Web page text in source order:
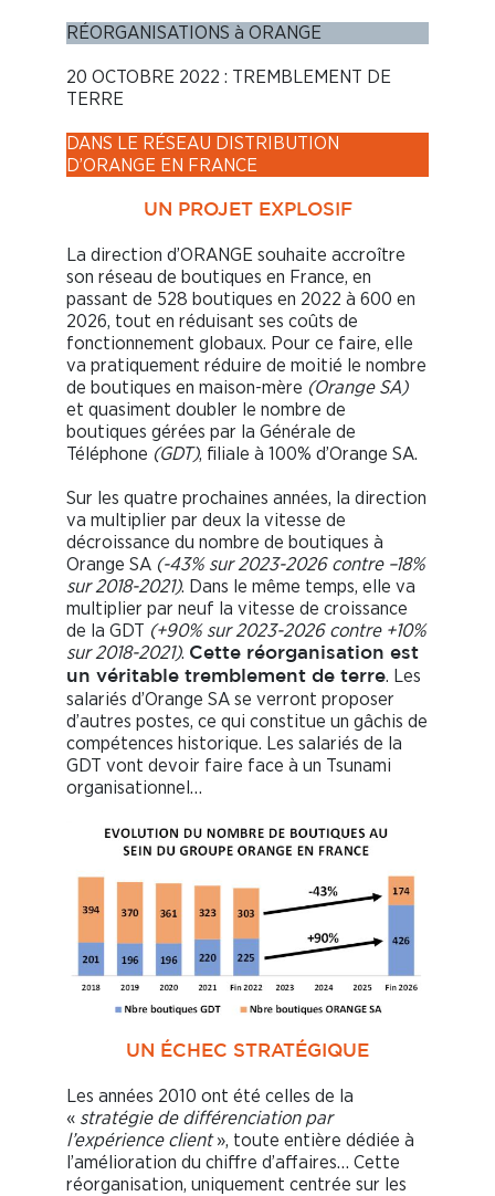
RÉORGANISATIONS à ORANGE
20 OCTOBRE 2022 : TREMBLEMENT DE
TERRE
DANS LE RÉSEAU DISTRIBUTION
D’ORANGE EN FRANCE
UN PROJET EXPLOSIF
La direction d’ORANGE souhaite accroître
son réseau de boutiques en France, en
passant de 528 boutiques en 2022 à 600 en
2026, tout en réduisant ses coûts de
fonctionnement globaux. Pour ce faire, elle
va pratiquement réduire de moitié le nombre
de boutiques en maison-mère (Orange SA)
et quasiment doubler le nombre de
boutiques gérées par la Générale de
Téléphone (GDT), filiale à 100% d’Orange SA.
Sur les quatre prochaines années, la direction
va multiplier par deux la vitesse de
décroissance du nombre de boutiques à
Orange SA (-43% sur 2023-2026 contre –18%
sur 2018-2021). Dans le même temps, elle va
multiplier par neuf la vitesse de croissance
de la GDT (+90% sur 2023-2026 contre +10%
sur 2018-2021). Cette réorganisation est
un véritable tremblement de terre. Les
salariés d’Orange SA se verront proposer
d’autres postes, ce qui constitue un gâchis de
compétences historique. Les salariés de la
GDT vont devoir faire face à un Tsunami
organisationnel…
UN ÉCHEC STRATÉGIQUE
Les années 2010 ont été celles de la
« stratégie de différenciation par
l’expérience client», toute entière dédiée à
l’amélioration du chiffre d’affaires… Cette
réorganisation, uniquement centrée sur les